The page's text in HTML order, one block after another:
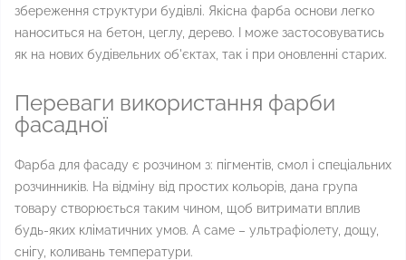
збереження структури будівлі. Якісна фарба основи легко
наноситься на бетон, цеглу, дерево. І може застосовуватись
як на нових будівельних об'єктах, так і при оновленні старих.
Переваги використання фарби
фасадної
Фарба для фасаду є розчином з: пігментів, смол і спеціальних
розчинників. На відміну від простих кольорів, дана група
товару створюється таким чином, щоб витримати вплив
будь-яких кліматичних умов. А саме – ультрафіолету, дощу,
снігу, коливань температури.